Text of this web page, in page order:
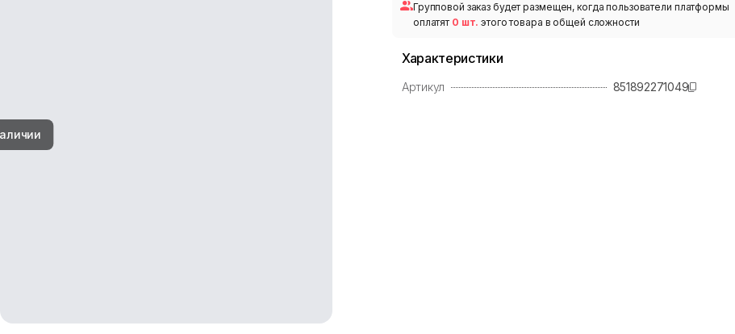
Групповой заказ будет размещен, когда пользователи платформы
оплатят 0 шт. этого товара в общей сложности
Характеристики
Артикул 851892271049